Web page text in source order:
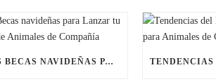
ÚLTIMAS BECAS NAVIDEÑAS PARA LANZAR TU FRANQUICIA DE ANIMALES DE COMPAÑÍA